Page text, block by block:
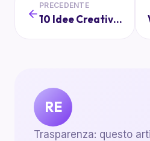
PRECEDENTE
10 Idee Creative per Uscite Scolastiche Indimenticabili
RE
Trasparenza: questo